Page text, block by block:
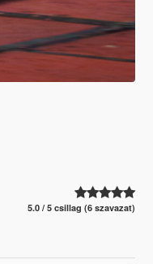
5.0 / 5 csillag (6 szavazat)